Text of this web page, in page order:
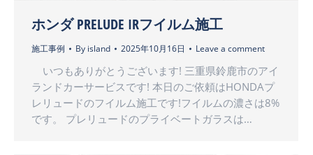
ホンダ PRELUDE IRフイルム施工
施工事例 By island 2025年10月16日 Leave a comment
いつもありがとうございます! 三重県鈴鹿市のアイ
ランドカーサービスです! 本日のご依頼はHONDAプ
レリュードのフイルム施工です!フイルムの濃さは8%
です。 プレリュードのプライベートガラスは…